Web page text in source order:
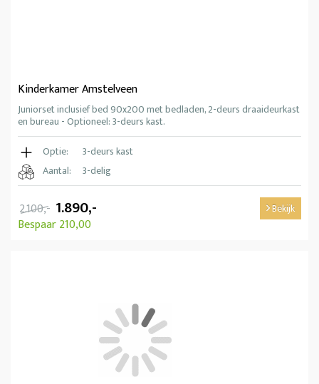
Kinderkamer Amstelveen
Juniorset inclusief bed 90x200 met bedladen, 2-deurs draaideurkast
en bureau - Optioneel: 3-deurs kast.
Optie:
3-deurs kast
Aantal:
3-delig
2.100,- 1.890,-
Bespaar 210,00
Bekijk